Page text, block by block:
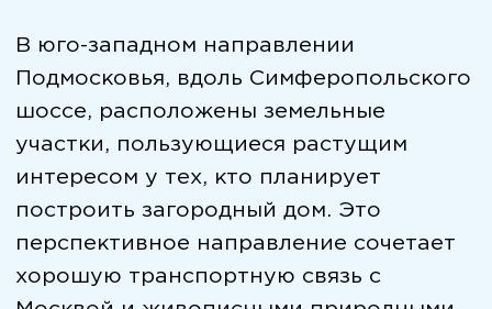
различных категорий — от бюджетных
вариантов до готовых решений под
Многие из них уже имеют подведённые
коммуникации, что значительно
возведения жилья. Стоимость участков
зависит от их площади,
местоположения и степени
встречаются предложения по выгодной